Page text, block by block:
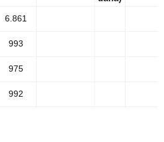
6.861
993
975
992